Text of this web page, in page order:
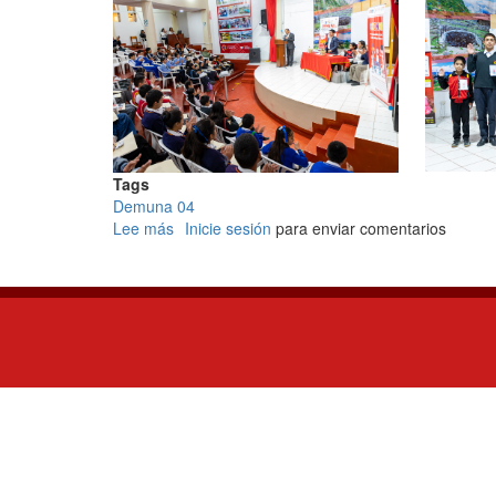
Tags
Demuna 04
Lee más sobre
CONSEJO
DE
Inicie sesión para enviar comentarios